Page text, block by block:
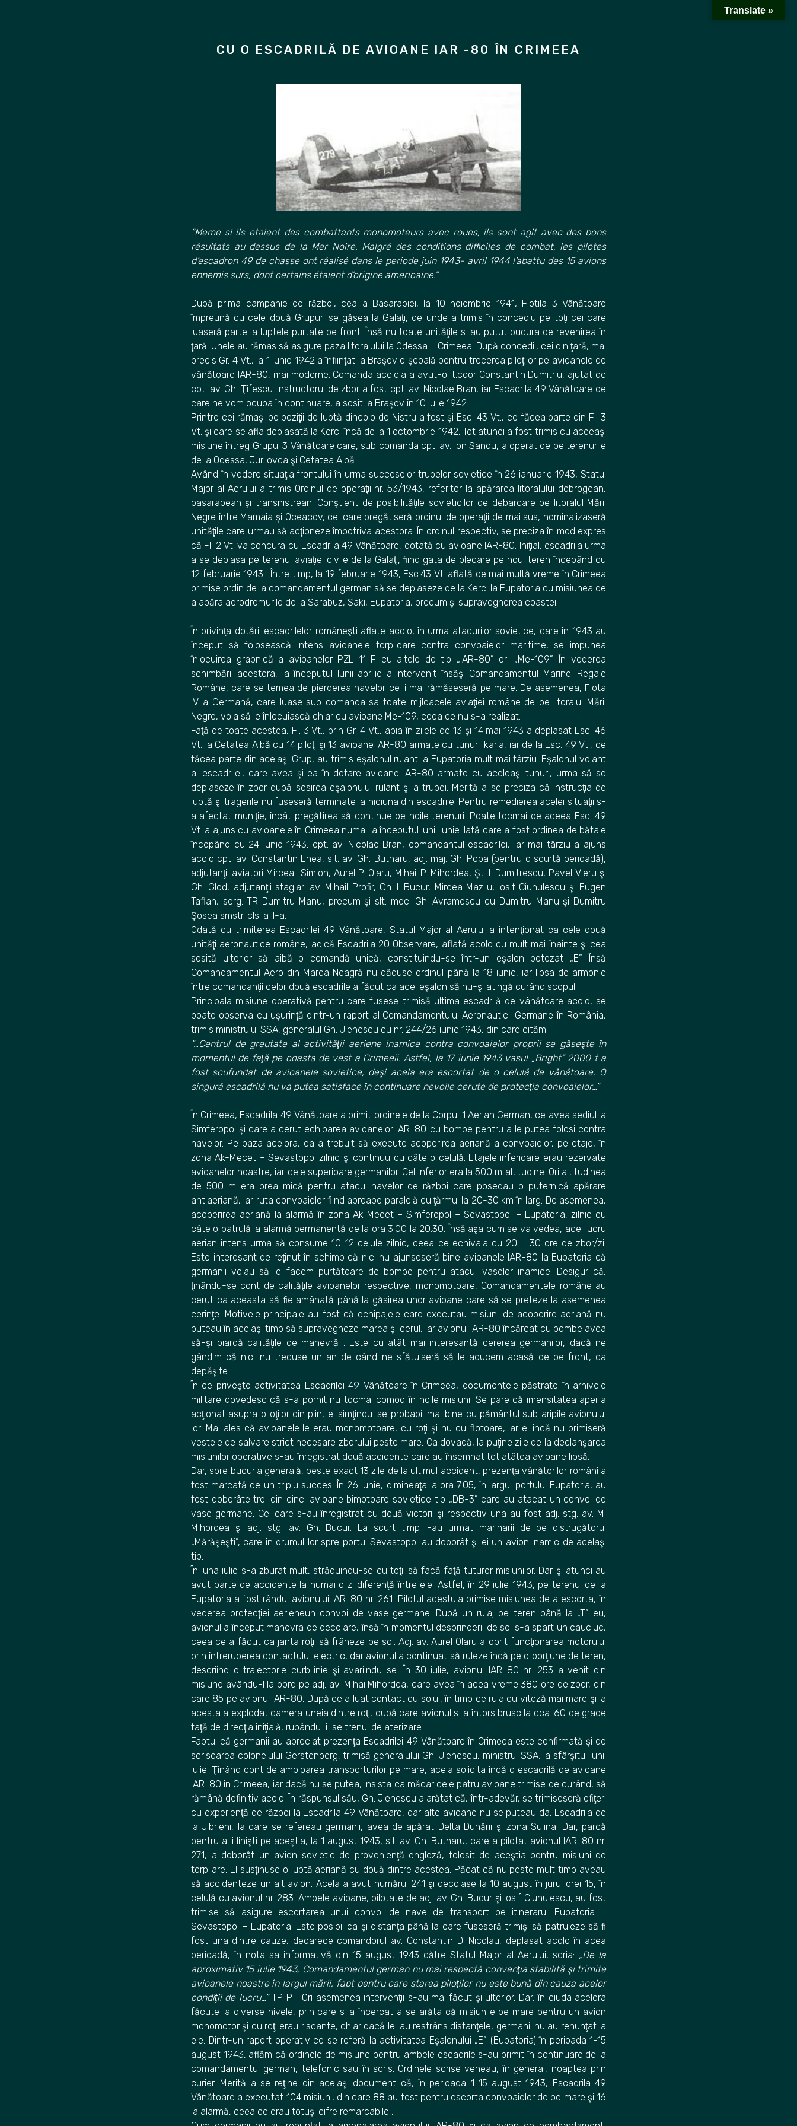
CU O ESCADRILĂ DE AVIOANE IAR -80 ÎN CRIMEEA
“Meme si ils etaient des combattants monomoteurs avec roues, ils sont agit avec des bons
résultats au dessus de la Mer Noire. Malgré des conditions difficiles de combat, les pilotes
d’escadron 49 de chasse ont réalisé dans le periode juin 1943- avril 1944 l’abattu des 15 avions
ennemis surs, dont certains étaient d’origine americaine.”
După prima campanie de război, cea a Basarabiei, la 10 noiembrie 1941, Flotila 3 Vânătoare
împreună cu cele două Grupuri se găsea la Galaţi, de unde a trimis în concediu pe toţi cei care
luaseră parte la luptele purtate pe front. Însă nu toate unităţile s-au putut bucura de revenirea în
ţară. Unele au rămas să asigure paza litoralului la Odessa – Crimeea. După concedii, cei din ţară, mai
precis Gr. 4 Vt., la 1 iunie 1942 a înfiinţat la Braşov o şcoală pentru trecerea piloţilor pe avioanele de
vânătoare IAR-80, mai moderne. Comanda aceleia a avut-o lt.cdor Constantin Dumitriu, ajutat de
cpt. av. Gh. Ţifescu. Instructorul de zbor a fost cpt. av. Nicolae Bran, iar Escadrila 49 Vânătoare de
care ne vom ocupa în continuare, a sosit la Braşov în 10 iulie 1942.
Printre cei rămaşi pe poziţii de luptă dincolo de Nistru a fost şi Esc. 43 Vt., ce făcea parte din Fl. 3
Vt. şi care se afla deplasată la Kerci încă de la 1 octombrie 1942. Tot atunci a fost trimis cu aceeaşi
misiune întreg Grupul 3 Vânătoare care, sub comanda cpt. av. Ion Sandu, a operat de pe terenurile
de la Odessa, Jurilovca şi Cetatea Albă.
Având în vedere situaţia frontului în urma succeselor trupelor sovietice în 26 ianuarie 1943, Statul
Major al Aerului a trimis Ordinul de operaţii nr. 53/1943, referitor la apărarea litoralului dobrogean,
basarabean şi transnistrean. Conştient de posibilităţile sovieticilor de debarcare pe litoralul Mării
Negre între Mamaia şi Oceacov, cei care pregătiseră ordinul de operaţii de mai sus, nominalizaseră
unităţile care urmau să acţioneze împotriva acestora. În ordinul respectiv, se preciza în mod expres
că Fl. 2 Vt. va concura cu Escadrila 49 Vânătoare, dotată cu avioane IAR-80. Iniţial, escadrila urma
a se deplasa pe terenul aviaţiei civile de la Galaţi, fiind gata de plecare pe noul teren începând cu
12 februarie 1943 . Între timp, la 19 februarie 1943, Esc.43 Vt. aflată de mai multă vreme în Crimeea
primise ordin de la comandamentul german să se deplaseze de la Kerci la Eupatoria cu misiunea de
a apăra aerodromurile de la Sarabuz, Saki, Eupatoria, precum şi supravegherea coastei.
În privinţa dotării escadrilelor româneşti aflate acolo, în urma atacurilor sovietice, care în 1943 au
început să folosească intens avioanele torpiloare contra convoaielor maritime, se impunea
înlocuirea grabnică a avioanelor PZL 11 F cu altele de tip „IAR-80” ori „Me-109”. În vederea
schimbării acestora, la începutul lunii aprilie a intervenit însăşi Comandamentul Marinei Regale
Române, care se temea de pierderea navelor ce-i mai rămăseseră pe mare. De asemenea, Flota
IV-a Germană, care luase sub comanda sa toate mijloacele aviaţiei române de pe litoralul Mării
Negre, voia să le înlocuiască chiar cu avioane Me-109, ceea ce nu s-a realizat.
Faţă de toate acestea, Fl. 3 Vt., prin Gr. 4 Vt., abia în zilele de 13 şi 14 mai 1943 a deplasat Esc. 46
Vt. la Cetatea Albă cu 14 piloţi şi 13 avioane IAR-80 armate cu tunuri Ikaria, iar de la Esc. 49 Vt., ce
făcea parte din acelaşi Grup, au trimis eşalonul rulant la Eupatoria mult mai târziu. Eşalonul volant
al escadrilei, care avea şi ea în dotare avioane IAR-80 armate cu aceleaşi tunuri, urma să se
deplaseze în zbor după sosirea eşalonului rulant şi a trupei. Merită a se preciza că instrucţia de
luptă şi tragerile nu fuseseră terminate la niciuna din escadrile. Pentru remedierea acelei situaţii s-
a afectat muniţie, încât pregătirea să continue pe noile terenuri. Poate tocmai de aceea Esc. 49
Vt. a ajuns cu avioanele în Crimeea numai la începutul lunii iunie. Iată care a fost ordinea de bătaie
începând cu 24 iunie 1943: cpt. av. Nicolae Bran, comandantul escadrilei, iar mai târziu a ajuns
acolo cpt. av. Constantin Enea, slt. av. Gh. Butnaru, adj. maj. Gh. Popa (pentru o scurtă perioadă),
adjutanţii aviatori MirceaI. Simion, Aurel P. Olaru, Mihail P. Mihordea, Şt. I. Dumitrescu, Pavel Vieru şi
Gh. Glod, adjutanţii stagiari av. Mihail Profir, Gh. I. Bucur, Mircea Mazilu, Iosif Ciuhulescu şi Eugen
Taflan, serg. TR Dumitru Manu, precum şi slt. mec. Gh. Avramescu cu Dumitru Manu şi Dumitru
Şosea smstr. cls. a II-a.
Odată cu trimiterea Escadrilei 49 Vânătoare, Statul Major al Aerului a intenţionat ca cele două
unităţi aeronautice române, adică Escadrila 20 Observare, aflată acolo cu mult mai înainte şi cea
sosită ulterior să aibă o comandă unică, constituindu-se într-un eşalon botezat „E”. Însă
Comandamentul Aero din Marea Neagră nu dăduse ordinul până la 18 iunie, iar lipsa de armonie
între comandanţii celor două escadrile a făcut ca acel eşalon să nu-şi atingă curând scopul.
Principala misiune operativă pentru care fusese trimisă ultima escadrilă de vânătoare acolo, se
poate observa cu uşurinţă dintr-un raport al Comandamentului Aeronauticii Germane în România,
trimis ministrului SSA, generalul Gh. Jienescu cu nr. 244/26 iunie 1943, din care cităm:
“…Centrul de greutate al activităţii aeriene inamice contra convoaielor proprii se găseşte în
momentul de faţă pe coasta de vest a Crimeeii. Astfel, la 17 iunie 1943 vasul „Bright” 2000 t a
fost scufundat de avioanele sovietice, deşi acela era escortat de o celulă de vânătoare. O
singură escadrilă nu va putea satisface în continuare nevoile cerute de protecţia convoaielor…”
În Crimeea, Escadrila 49 Vânătoare a primit ordinele de la Corpul 1 Aerian German, ce avea sediul la
Simferopol şi care a cerut echiparea avioanelor IAR-80 cu bombe pentru a le putea folosi contra
navelor. Pe baza acelora, ea a trebuit să execute acoperirea aeriană a convoaielor, pe etaje, în
zona Ak-Mecet – Sevastopol zilnic şi continuu cu câte o celulă. Etajele inferioare erau rezervate
avioanelor noastre, iar cele superioare germanilor. Cel inferior era la 500 m altitudine. Ori altitudinea
de 500 m era prea mică pentru atacul navelor de război care posedau o puternică apărare
antiaeriană, iar ruta convoaielor fiind aproape paralelă cu ţărmul la 20-30 km în larg. De asemenea,
acoperirea aeriană la alarmă în zona Ak Mecet – Simferopol – Sevastopol – Eupatoria, zilnic cu
câte o patrulă la alarmă permanentă de la ora 3.00 la 20.30. Însă aşa cum se va vedea, acel lucru
aerian intens urma să consume 10-12 celule zilnic, ceea ce echivala cu 20 – 30 ore de zbor/zi.
Este interesant de reţinut în schimb că nici nu ajunseseră bine avioanele IAR-80 la Eupatoria că
germanii voiau să le facem purtătoare de bombe pentru atacul vaselor inamice. Desigur că,
ţinându-se cont de calităţile avioanelor respective, monomotoare, Comandamentele române au
cerut ca aceasta să fie amânată până la găsirea unor avioane care să se preteze la asemenea
cerinţe. Motivele principale au fost că echipajele care executau misiuni de acoperire aeriană nu
puteau în acelaşi timp să supravegheze marea şi cerul, iar avionul IAR-80 încărcat cu bombe avea
să-şi piardă calităţile de manevră . Este cu atât mai interesantă cererea germanilor, dacă ne
gândim că nici nu trecuse un an de când ne sfătuiseră să le aducem acasă de pe front, ca
depăşite.
În ce priveşte activitatea Escadrilei 49 Vânătoare în Crimeea, documentele păstrate în arhivele
militare dovedesc că s-a pornit nu tocmai comod în noile misiuni. Se pare că imensitatea apei a
acţionat asupra piloţilor din plin, ei simţindu-se probabil mai bine cu pământul sub aripile avionului
lor. Mai ales că avioanele le erau monomotoare, cu roţi şi nu cu flotoare, iar ei încă nu primiseră
vestele de salvare strict necesare zborului peste mare. Ca dovadă, la puţine zile de la declanşarea
misiunilor operative s-au înregistrat două accidente care au însemnat tot atâtea avioane lipsă.
Dar, spre bucuria generală, peste exact 13 zile de la ultimul accident, prezenţa vânătorilor români a
fost marcată de un triplu succes. În 26 iunie, dimineaţa la ora 7.05, în largul portului Eupatoria, au
fost doborâte trei din cinci avioane bimotoare sovietice tip „DB-3” care au atacat un convoi de
vase germane. Cei care s-au înregistrat cu două victorii şi respectiv una au fost adj. stg. av. M.
Mihordea şi adj. stg. av. Gh. Bucur. La scurt timp i-au urmat marinarii de pe distrugătorul
„Mărăşeşti”, care în drumul lor spre portul Sevastopol au doborât şi ei un avion inamic de acelaşi
tip.
În luna iulie s-a zburat mult, străduindu-se cu toţii să facă faţă tuturor misiunilor. Dar şi atunci au
avut parte de accidente la numai o zi diferenţă între ele. Astfel, în 29 iulie 1943, pe terenul de la
Eupatoria a fost rândul avionului IAR-80 nr. 261. Pilotul acestuia primise misiunea de a escorta, în
vederea protecţiei aerieneun convoi de vase germane. După un rulaj pe teren până la „T”-eu,
avionul a început manevra de decolare, însă în momentul desprinderii de sol s-a spart un cauciuc,
ceea ce a făcut ca janta roţii să frâneze pe sol. Adj. av. Aurel Olaru a oprit funcţionarea motorului
prin întreruperea contactului electric, dar avionul a continuat să ruleze încă pe o porţiune de teren,
descriind o traiectorie curbilinie şi avariindu-se. În 30 iulie, avionul IAR-80 nr. 253 a venit din
misiune avându-l la bord pe adj. av. Mihai Mihordea, care avea în acea vreme 380 ore de zbor, din
care 85 pe avionul IAR-80. După ce a luat contact cu solul, în timp ce rula cu viteză mai mare şi la
acesta a explodat camera uneia dintre roţi, după care avionul s-a întors brusc la cca. 60 de grade
faţă de direcţia iniţială, rupându-i-se trenul de aterizare.
Faptul că germanii au apreciat prezenţa Escadrilei 49 Vânătoare în Crimeea este confirmată şi de
scrisoarea colonelului Gerstenberg, trimisă generalului Gh. Jienescu, ministrul SSA, la sfârşitul lunii
iulie. Ţinând cont de amploarea transporturilor pe mare, acela solicita încă o escadrilă de avioane
IAR-80 în Crimeea, iar dacă nu se putea, insista ca măcar cele patru avioane trimise de curând, să
rămână definitiv acolo. În răspunsul său, Gh. Jienescu a arătat că, într-adevăr, se trimiseseră ofiţeri
cu experienţă de război la Escadrila 49 Vânătoare, dar alte avioane nu se puteau da. Escadrila de
la Jibrieni, la care se refereau germanii, avea de apărat Delta Dunării şi zona Sulina. Dar, parcă
pentru a-i linişti pe aceştia, la 1 august 1943, slt. av. Gh. Butnaru, care a pilotat avionul IAR-80 nr.
271, a doborât un avion sovietic de provenienţă engleză, folosit de aceştia pentru misiuni de
torpilare. El susţinuse o luptă aeriană cu două dintre acestea. Păcat că nu peste mult timp aveau
să accidenteze un alt avion. Acela a avut numărul 241 şi decolase la 10 august în jurul orei 15, în
celulă cu avionul nr. 283. Ambele avioane, pilotate de adj. av. Gh. Bucur şi Iosif Ciuhulescu, au fost
trimise să asigure escortarea unui convoi de nave de transport pe itinerarul Eupatoria –
Sevastopol – Eupatoria. Este posibil ca şi distanţa până la care fuseseră trimişi să patruleze să fi
fost una dintre cauze, deoarece comandorul av. Constantin D. Nicolau, deplasat acolo în acea
perioadă, în nota sa informativă din 15 august 1943 către Statul Major al Aerului, scria: „De la
aproximativ 15 iulie 1943, Comandamentul german nu mai respectă convenţia stabilită şi trimite
avioanele noastre în largul mării, fapt pentru care starea piloţilor nu este bună din cauza acelor
condiţii de lucru…”TP PT. Ori asemenea intervenţii s-au mai făcut şi ulterior. Dar, în ciuda acelora
făcute la diverse nivele, prin care s-a încercat a se arăta că misiunile pe mare pentru un avion
monomotor şi cu roţi erau riscante, chiar dacă le-au restrâns distanţele, germanii nu au renunţat la
ele. Dintr-un raport operativ ce se referă la activitatea Eşalonului „E” (Eupatoria) în perioada 1-15
august 1943, aflăm că ordinele de misiune pentru ambele escadrile s-au primit în continuare de la
comandamentul german, telefonic sau în scris. Ordinele scrise veneau, în general, noaptea prin
curier. Merită a se reţine din acelaşi document că, în perioada 1-15 august 1943, Escadrila 49
Vânătoare a executat 104 misiuni, din care 88 au fost pentru escorta convoaielor de pe mare şi 16
la alarmă, ceea ce erau totuşi cifre remarcabile .
Translate »